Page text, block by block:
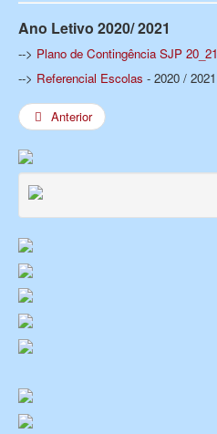
Ano Letivo 2020/ 2021
--> Plano de Contingência SJP 20_21
--> Referencial Escolas - 2020 / 2021
Anterior